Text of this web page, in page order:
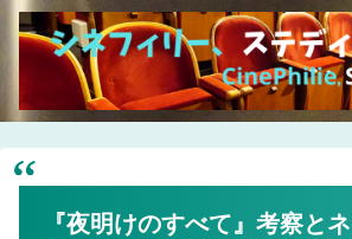
『夜明けのすべて』考察と